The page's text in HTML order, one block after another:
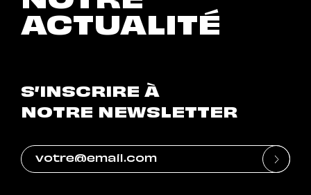
ACTUALITÉ
S’INSCRIRE À
NOTRE NEWSLETTER